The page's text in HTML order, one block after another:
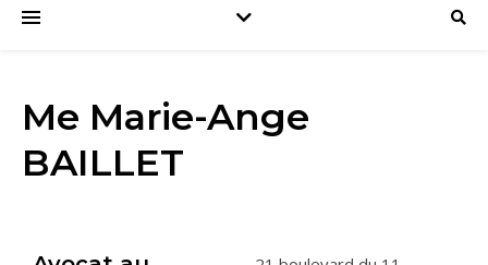
Me Marie-Ange
BAILLET